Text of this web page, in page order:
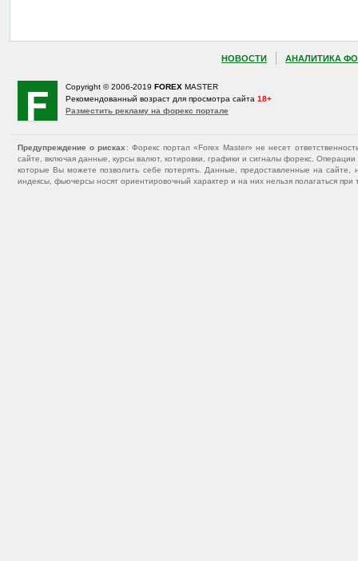
НОВОСТИ АНАЛИТИКА
Copyright © 2006-2019 FOREX MASTER
Рекомендованный возраст для просмотра сайта 18+
Разместить рекламу на форекс портале
Предупреждение о рисках : Форекс портал «Forex Master» не несет
сайте, включая данные, курсы валют, котировки, графики и сигналы форекс.
которые Вы можете позволить себе потерять. Данные, предоставленные на
индексы, фьючерсы носят ориентировочный характер и на них нельзя полагаться при